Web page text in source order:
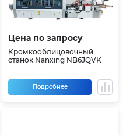
Цена по запросу
Кромкооблицовочный
станок Nanxing NB6JQVK
Подробнее